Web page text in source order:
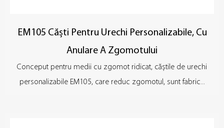
EM105 Căști Pentru Urechi Personalizabile, Cu
Anulare A Zgomotului
Conceput pentru medii cu zgomot ridicat, căștile de urechi
personalizabile EM105, care reduc zgomotul, sunt fabric...